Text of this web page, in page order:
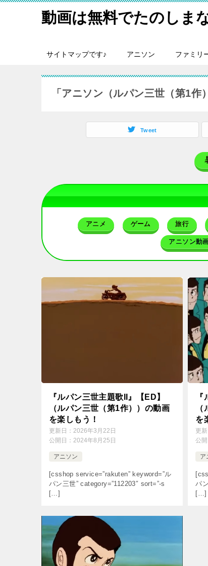
動画は無料でたのしま
サイトマップです♪ アニソン ファミリ
「アニソン（ルパン三世（第1作
Tweet
アニメ ゲーム 旅行
アニソン動
『ルパン三世主題歌II』【ED】
（ルパン三世（第1作））の動画
を楽しもう！
更新日： 2026年3月22日
公開日： 2024年8月25日
アニソン
[csshop service=”rakuten” keyword=”ル
パン三世” category=”112203″ sort=”-s
[…]
を
更
公
ア
パ
[…]